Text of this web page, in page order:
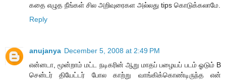
கதை எழுத நீங்கள் சில அறிவுரைகள அல்லது tips கொடுக்கலாமே.
Reply
anujanya December 5, 2008 at 2:49 PM
என்னடா, மூன்றாம் மட்ட நடிகரின் ஆறு மாதப் பழையப் படம் ஓடும் B
சென்டர் தியேட்டர் போல காற்று வாங்கிக்கொண்டிருந்த என்